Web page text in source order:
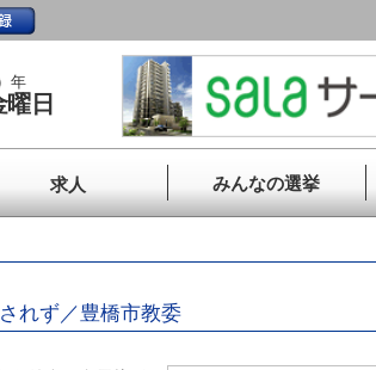
年
日
求人 みんなの選挙
れず／豊橋市教委